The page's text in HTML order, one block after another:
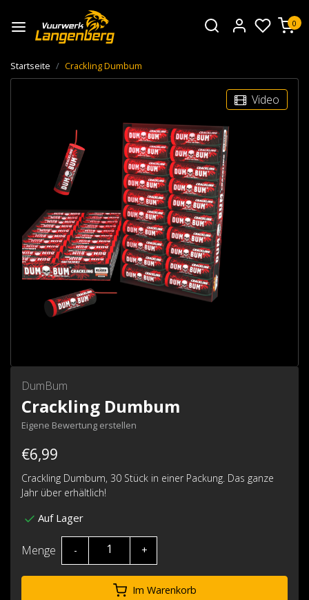
0
Startseite Crackling Dumbum
Video
DumBum
Crackling Dumbum
Eigene Bewertung erstellen
€6,99
Crackling Dumbum, 30 Stück in einer Packung. Das ganze
Jahr über erhältlich!
Auf Lager
Menge - +
Im Warenkorb